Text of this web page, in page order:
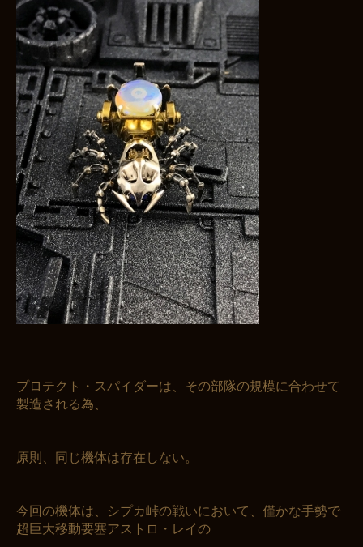
プロテクト・スパイダーは、その部隊の規模に合わせて
製造される為、
原則、同じ機体は存在しない。
今回の機体は、シプカ峠の戦いにおいて、僅かな手勢で
超巨大移動要塞アストロ・レイの